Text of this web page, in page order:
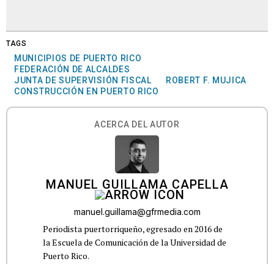
TAGS
MUNICIPIOS DE PUERTO RICO
FEDERACIÓN DE ALCALDES
JUNTA DE SUPERVISIÓN FISCAL
ROBERT F. MUJICA
CONSTRUCCIÓN EN PUERTO RICO
ACERCA DEL AUTOR
MANUEL GUILLAMA CAPELLA
manuel.guillama@gfrmedia.com
Periodista puertorriqueño, egresado en 2016 de
la Escuela de Comunicación de la Universidad de
Puerto Rico.